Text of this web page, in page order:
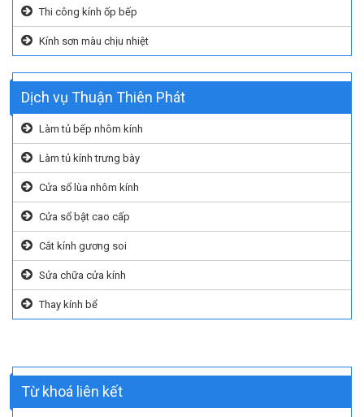
Thi công kính ốp bếp
Kính sơn màu chịu nhiệt
Dịch vụ Thuận Thiên Phát
Làm tủ bếp nhôm kính
Làm tủ kính trưng bày
Cửa sổ lùa nhôm kính
Cửa sổ bật cao cấp
Cắt kính gương soi
Sửa chữa cửa kính
Thay kính bể
Từ khoá liên kết